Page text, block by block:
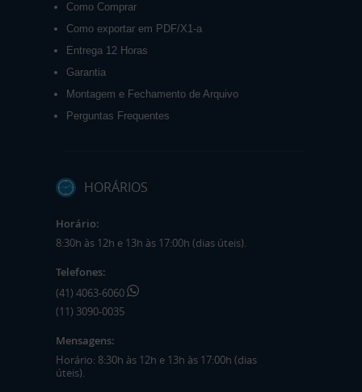
Como Comprar
Como exportar em PDF/X1-a
Entrega 12 Horas
Garantia
Montagem e Fechamento de Arquivo
Perguntas Frequentes
HORÁRIOS
Horário:
8:30h às 12h e 13h às 17:00h (dias úteis).
Telefones:
(41) 4063-6060
(11) 3090-0035
Mensagens:
Horário: 8:30h às 12h e 13h às 17:00h (dias
úteis).